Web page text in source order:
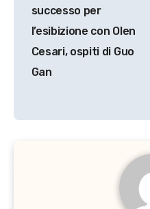
successo per
l’esibizione con Olen
Cesari, ospiti di Guo
Gan